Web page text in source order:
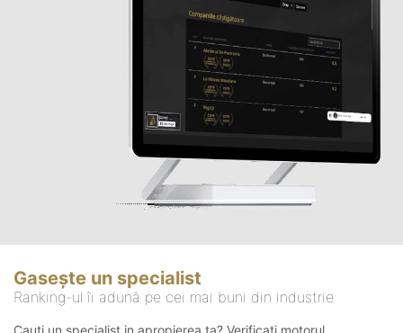
Gasește un specialist
Ranking-ul îi adună pe cei mai buni din industrie
Cauți un specialist in apropierea ta? Verificați motorul